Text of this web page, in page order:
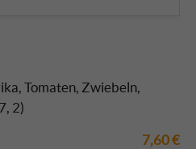
Tomaten, Zwiebeln,
2)
7,60€